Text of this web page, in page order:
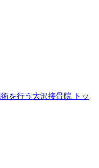
を行う大沢接骨院 トッ